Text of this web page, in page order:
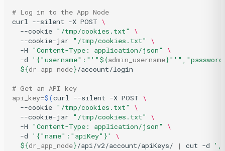
# Log in to the App Node
curl --silent -X POST \
--cookie "/tmp/cookies.txt"
\
--cookie-jar
"/tmp/cookies.txt"
\
-H
"Content-Type: application/json"
\
-d
'{"username":"' " ${admin_username}"
${dr_app_node}/account/login
# Get an API key
api_key=$(curl --silent -X POST \
--cookie "/tmp/cookies.txt"
\
--cookie-jar
"/tmp/cookies.txt"
\
-H
"Content-Type: application/json"
\
-d
'{"name":"apiKey"}'
\
${dr_app_node}/api/v2/account/apiKeys/ | cut -d